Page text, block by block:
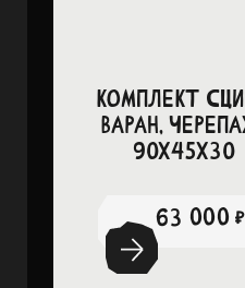
Комплект
Варан,
90х45х30
63 000 ₽